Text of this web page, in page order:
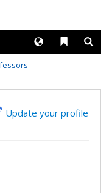
Liens
Langues
Update your profile